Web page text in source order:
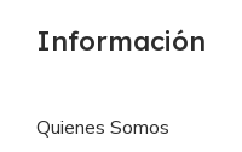
Información
Quienes Somos